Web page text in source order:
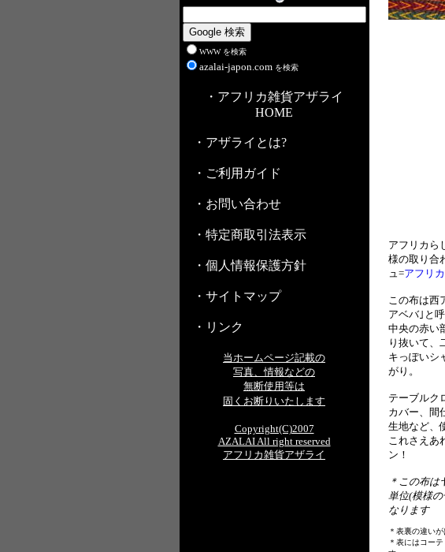
WWW を検索
azalai-japon.com を検索
・アフリカ雑貨アザライ
HOME
・アザライとは?
・ご利用ガイド
・お問い合わせ
・特定商取引法表示
・個人情報保護方針
・サイトマップ
・リンク
当ホームページ記載の
写真、情報などの
無断使用等は
固くお断りいたします
Copyright(C)2007
AZALAI All right reserved
アフリカ雑貨アザライ
アフリカら
様の取り合
ュ=アフリ
この布は西
アベバ｣と
中央の赤い
り抜いて、
キっぽいシ
がり。
テーブルク
カバー、間
生地など、
これさえあ
ン！
＊この布は
単位(模様
なります
＊表裏の違い
＊表にはコー